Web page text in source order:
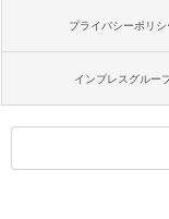
プライバシーポリシ
インプレスグルー